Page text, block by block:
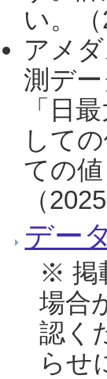
い。（
アメ
測デ
「日
して
ての
（
デー
※ 掲
場合
認く
らせ